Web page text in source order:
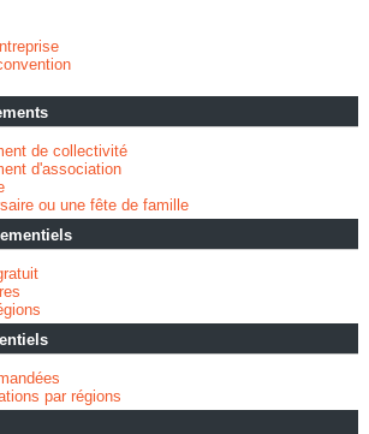
de collectivité
d'association
ou une fête de famille
par régions